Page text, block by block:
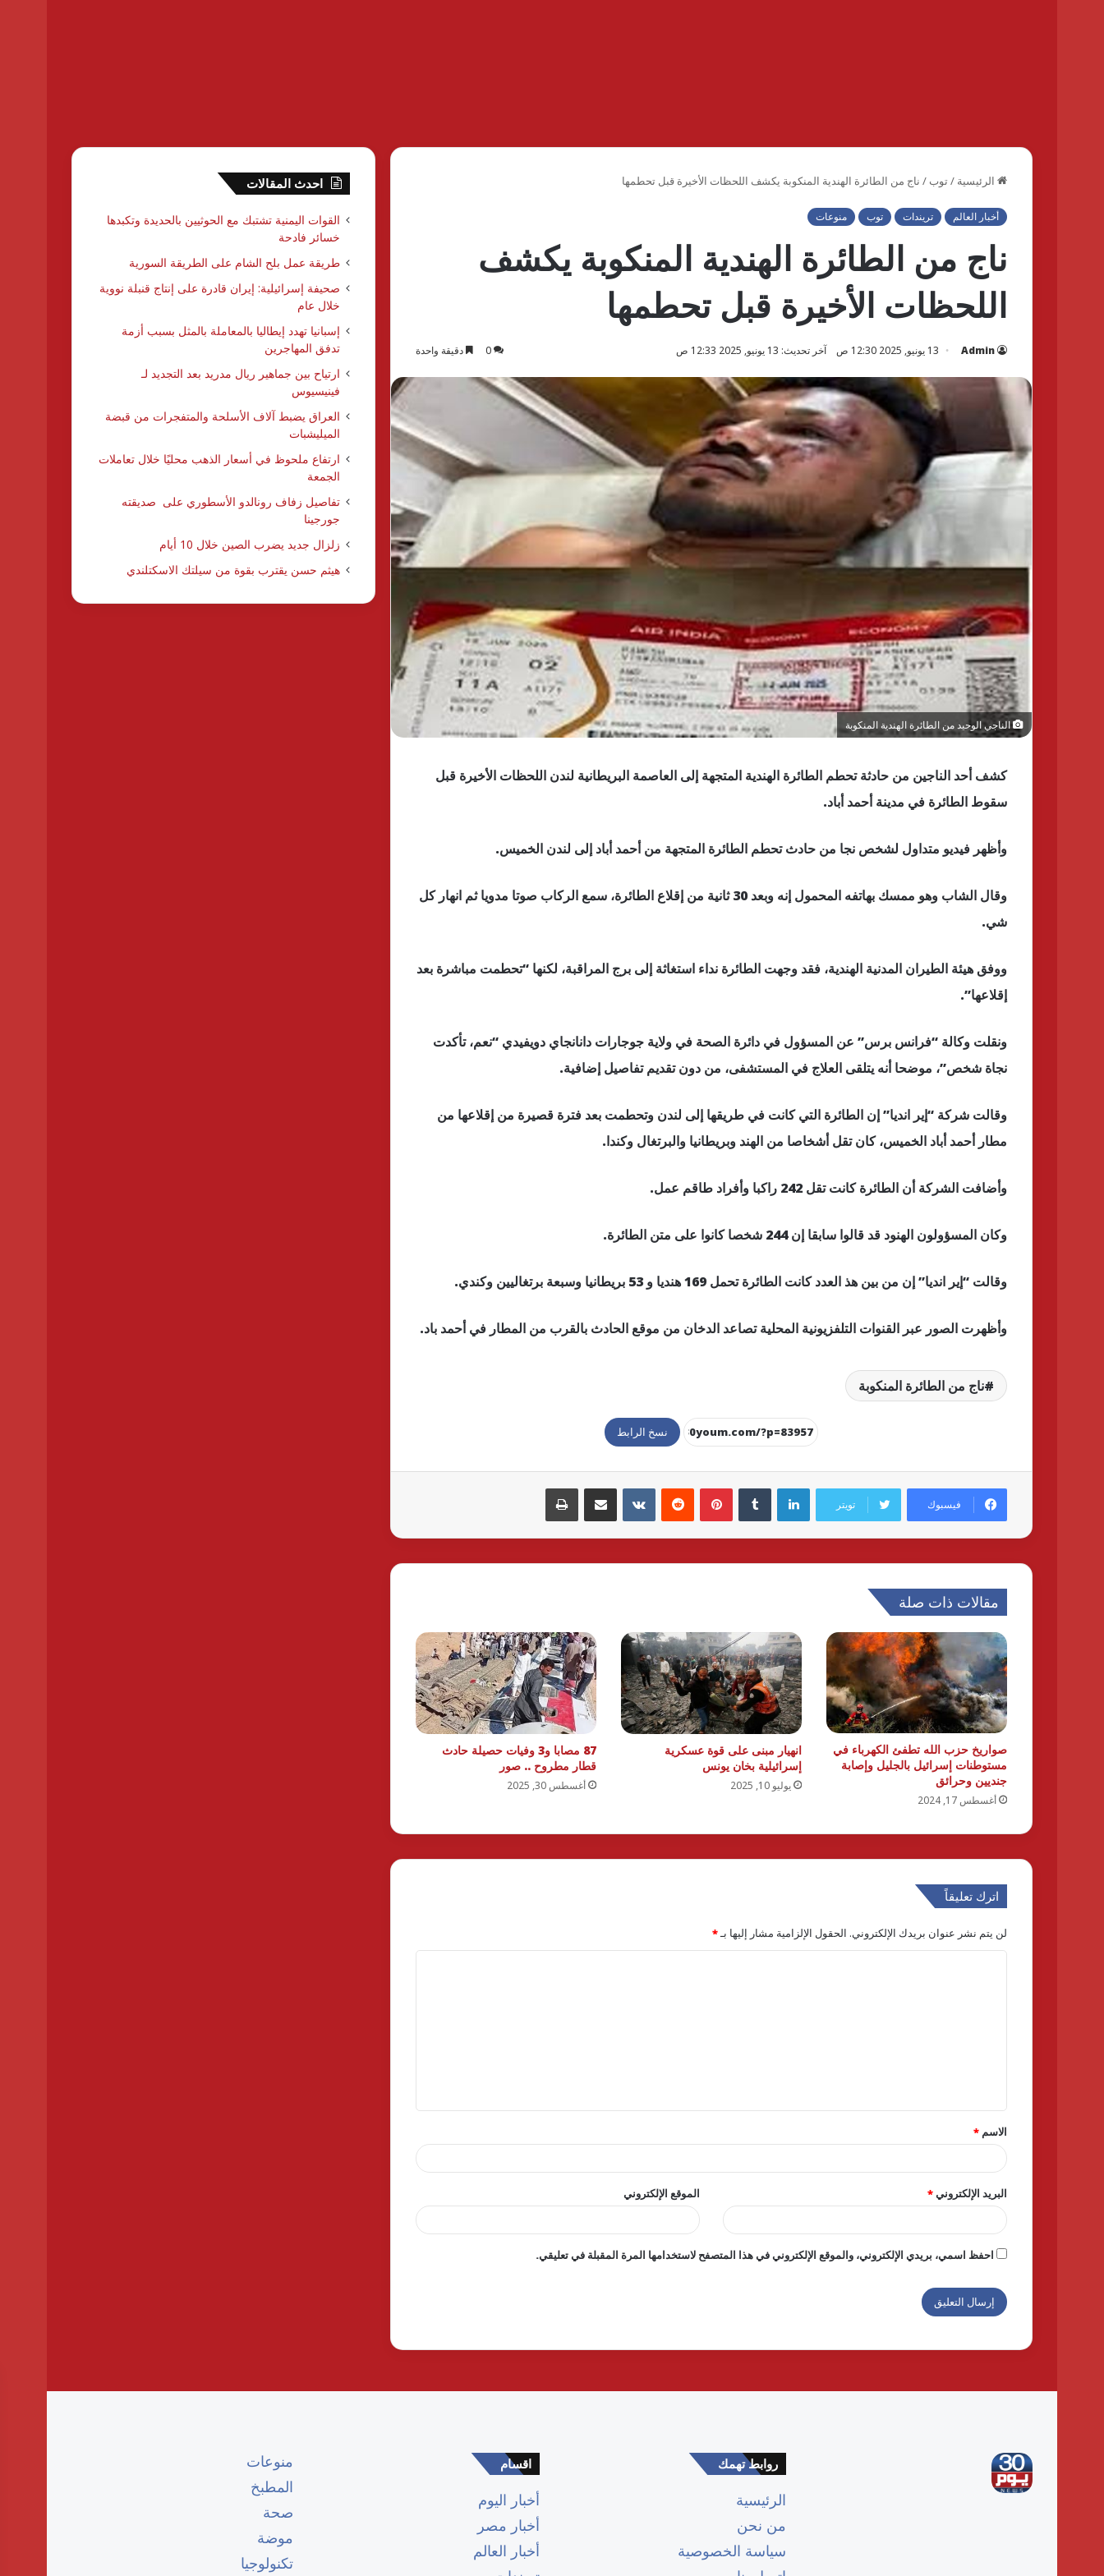
الرئيسية /توب / ناج من الطائرة الهندية المنكوبة يكشف اللحظات الأخيرة قبل تحطمها
أخبار العالم تريندات توب منوعات
ناج من الطائرة الهندية المنكوبة يكشف
اللحظات الأخيرة قبل تحطمها
Admin 13 يونيو, 2025 12:30 ص آخر تحديث: 13 يونيو, 2025 12:33 ص 0 دقيقة واحدة
الناجي الوحيد من الطائرة الهندية المنكوبة
كشف أحد الناجين من حادثة تحطم الطائرة الهندية المتجهة إلى العاصمة البريطانية لندن اللحظات الأخيرة قبل
سقوط الطائرة في مدينة أحمد أباد.
وأظهر فيديو متداول لشخص نجا من حادث تحطم الطائرة المتجهة من أحمد أباد إلى لندن الخميس.
وقال الشاب وهو ممسك بهاتفه المحمول إنه وبعد 30 ثانية من إقلاع الطائرة، سمع الركاب صوتا مدويا ثم انهار كل
شي.
ووفق هيئة الطيران المدنية الهندية، فقد وجهت الطائرة نداء استغاثة إلى برج المراقبة، لكنها “تحطمت مباشرة بعد
إقلاعها”.
ونقلت وكالة “فرانس برس” عن المسؤول في دائرة الصحة في ولاية جوجارات دانانجاي دويفيدي “نعم، تأكدت
نجاة شخص”، موضحا أنه يتلقى العلاج في المستشفى، من دون تقديم تفاصيل إضافية.
وقالت شركة “إير انديا” إن الطائرة التي كانت في طريقها إلى لندن وتحطمت بعد فترة قصيرة من إقلاعها من
مطار أحمد أباد الخميس، كان تقل أشخاصا من الهند وبريطانيا والبرتغال وكندا.
وأضافت الشركة أن الطائرة كانت تقل 242 راكبا وأفراد طاقم عمل.
وكان المسؤولون الهنود قد قالوا سابقا إن 244 شخصا كانوا على متن الطائرة.
وقالت “إير انديا” إن من بين هذ العدد كانت الطائرة تحمل 169 هنديا و 53 بريطانيا وسبعة برتغاليين وكندي.
وأظهرت الصور عبر القنوات التلفزيونية المحلية تصاعد الدخان من موقع الحادث بالقرب من المطار في أحمد باد.
ناج من الطائرة المنكوبة
نسخ الرابط
فيسبوك تويتر
لينكدإن بينتيريست مشاركة عبر البريد طباعة
مقالات ذات صلة
صواريخ حزب الله تطفئ الكهرباء في
مستوطنات إسرائيل بالجليل وإصابة
جنديين وحرائق
أغسطس 17, 2024
انهيار مبنى على قوة عسكرية
إسرائيلية بخان يونس
يوليو 10, 2025
87 مصابا و3 وفيات حصيلة حادث
قطار مطروح .. صور
أغسطس 30, 2025
اترك تعليقاً
لن يتم نشر عنوان بريدك الإلكتروني. الحقول الإلزامية مشار إليها بـ*
ق
*
الاسم *
البريد الإلكتروني* الموقع الإلكتروني
احفظ اسمي، بريدي الإلكتروني، والموقع الإلكتروني في هذا المتصفح لاستخدامها المرة المقبلة في تعليقي.
احدث المقالات
القوات اليمنية تشتبك مع الحوثيين بالحديدة وتكبدها
خسائر فادحة
طريقة عمل بلح الشام على الطريقة السورية
صحيفة إسرائيلية: إيران قادرة على إنتاج قنبلة نووية
خلال عام
إسبانيا تهدد إيطاليا بالمعاملة بالمثل بسبب أزمة
تدفق المهاجرين
ارتياح بين جماهير ريال مدريد بعد التجديد لـ
فينيسيوس
العراق يضبط آلاف الأسلحة والمتفجرات من قبضة
الميليشبات
ارتفاع ملحوظ في أسعار الذهب محليًا خلال تعاملات
الجمعة
تفاصيل زفاف رونالدو الأسطوري على صديقته
جورجينا
زلزال جديد يضرب الصين خلال 10 أيام
هيثم حسن يقترب بقوة من سيلتك الاسكتلندي
روابط تهمك
الرئيسية
من نحن
سياسة الخصوصية
اقسام
أخبار اليوم
أخبار مصر
أخبار العالم
منوعات
المطبخ
صحة
موضة
تكنولوجيا